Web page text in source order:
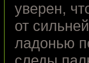
уверен,
от
ладонью